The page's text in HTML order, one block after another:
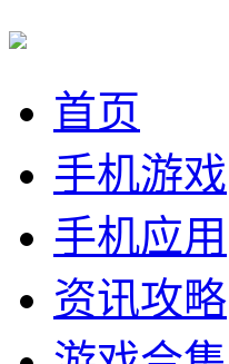
首页
手机游戏
手机应用
资讯攻略